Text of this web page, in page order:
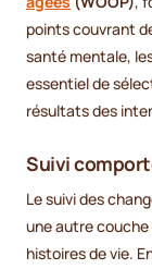
points couvrant
santé mentale,
essentiel de
résultats des
Suivi
Le suivi des
une autre couche
histoires de vie.